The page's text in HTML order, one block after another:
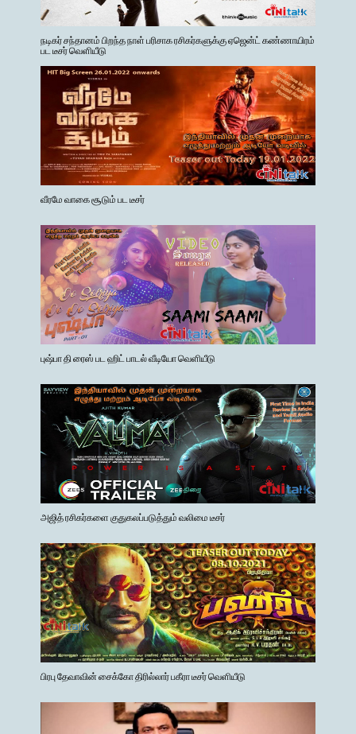
நடிகர் சந்தானம் பிறந்த நாள் பரிசாக ரசிகர்களுக்கு ஏஜென்ட் கண்ணாயிரம்
பட டீசர் வெளியீடு
வீரமே வாகை சூடும் பட டீசர்
புஷ்பா தி ரைஸ் பட ஹிட் பாடல் வீடியோ வெளியீடு
அஜித் ரசிகர்களை குதுகலப்படுத்தும் வலிமை டீசர்
பிரபு தேவாவின் சைக்கோ திரில்லார் பகீரா டீசர் வெளியீடு